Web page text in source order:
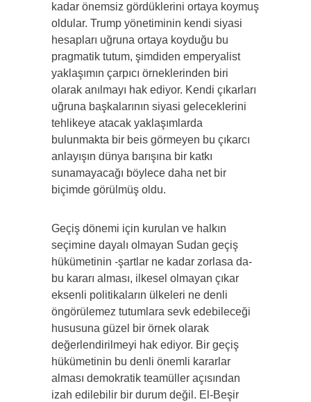
kadar önemsiz gördüklerini ortaya koymuş
oldular. Trump yönetiminin kendi siyasi
hesapları uğruna ortaya koyduğu bu
pragmatik tutum, şimdiden emperyalist
yaklaşımın çarpıcı örneklerinden biri
olarak anılmayı hak ediyor. Kendi çıkarları
uğruna başkalarının siyasi geleceklerini
tehlikeye atacak yaklaşımlarda
bulunmakta bir beis görmeyen bu çıkarcı
anlayışın dünya barışına bir katkı
sunamayacağı böylece daha net bir
biçimde görülmüş oldu.
Geçiş dönemi için kurulan ve halkın
seçimine dayalı olmayan Sudan geçiş
hükümetinin -şartlar ne kadar zorlasa da-
bu kararı alması, ilkesel olmayan çıkar
eksenli politikaların ülkeleri ne denli
öngörülemez tutumlara sevk edebileceği
hususuna güzel bir örnek olarak
değerlendirilmeyi hak ediyor. Bir geçiş
hükümetinin bu denli önemli kararlar
alması demokratik teamüller açısından
izah edilebilir bir durum değil. El-Beşir